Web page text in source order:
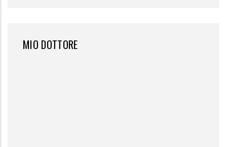
MIO DOTTORE